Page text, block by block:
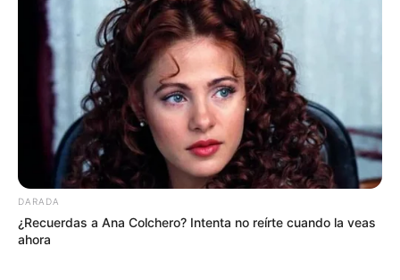
DARADA
¿Recuerdas a Ana Colchero? Intenta no reírte cuando la veas
ahora